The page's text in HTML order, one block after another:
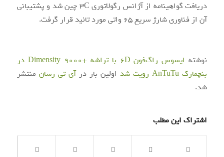
دریافت گواهینامه از آژانس رگولاتوری 3C چین شد و پشتیبانی
آن از فناوری شارژ سریع 65 واتی مورد تائید قرار گرفت.
نوشته
ایسوس راگ‌فون 6D با تراشه +Dimensity 9000 در
بنچمارک AnTuTu رویت شد
اولین بار درآی‌ تی‌ رسان منتشر
شد.
اشتراک این مطلب